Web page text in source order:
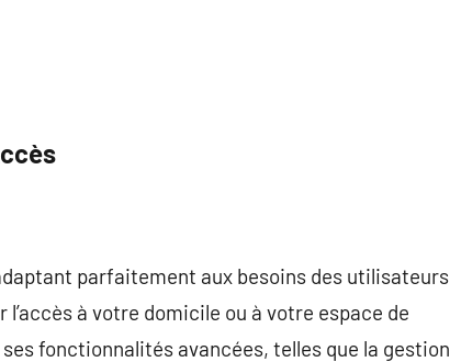
parfaitement aux besoins des utilisateurs
à votre domicile ou à votre espace de
fonctionnalités avancées, telles que la gestion